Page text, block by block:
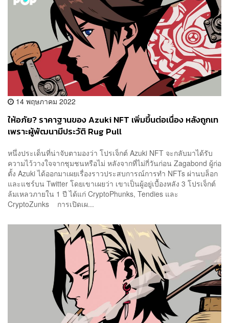
14 พฤษภาคม 2022
ให้อภัย? ราคาฐานของ Azuki NFT เพิ่มขึ้นต่อเนื่อง หลังถูกเท
เพราะผู้พัฒนามีประวัติ Rug Pull
หนึ่งประเด็นที่น่าจับตามองว่า โปรเจ็กต์ Azuki NFT จะกลับมาได้รับ
ความไว้วางใจจากชุมชนหรือไม่ หลังจากที่ไม่กี่วันก่อน Zagabond ผู้ก่อ
ตั้ง Azuki ได้ออกมาเผยเรื่องราวประสบการณ์การทำ NFTs ผ่านบล็อก
และแชร์บน Twitter โดยเขาเผยว่า เขาเป็นผู้อยู่เบื้องหลัง 3 โปรเจ็กต์
ล้มเหลวภายใน 1 ปี ได้แก่ CryptoPhunks, Tendies และ
CryptoZunks การเปิดเผ...